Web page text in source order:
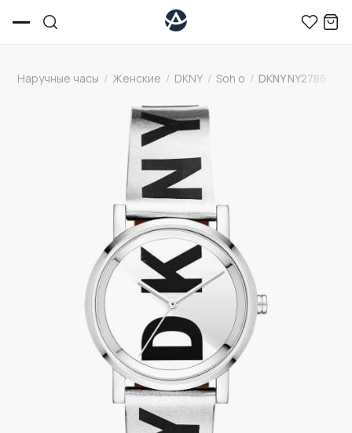
Наручные часы / Женские / DKNY / Soh o / DKNY NY2786